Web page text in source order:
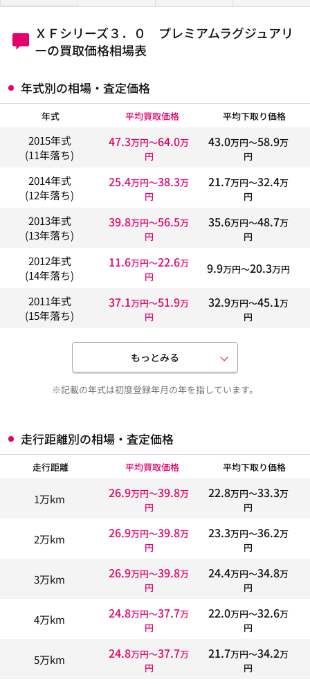
ＸＦシリーズ３．０ プレミアムラグジュアリ
ーの買取価格相場表
年式別の相場・査定価格
年式 平均買取価格 平均下取り価格
2015年式
(11年落ち)
47.3万円〜64.0万
円
43.0万円〜58.9万
円
2014年式
(12年落ち)
25.4万円〜38.3万
円
21.7万円〜32.4万
円
2013年式
(13年落ち)
39.8万円〜56.5万
円
35.6万円〜48.7万
円
2012年式
(14年落ち)
11.6万円〜22.6万
円
9.9万円〜20.3万円
2011年式
(15年落ち)
37.1万円〜51.9万
円
32.9万円〜45.1万
円
もっとみる
※記載の年式は初度登録年月の年を指しています。
走行距離別の相場・査定価格
走行距離 平均買取価格 平均下取り価格
1万km 26.9万円〜39.8万
円
22.8万円〜33.3万
円
2万km 26.9万円〜39.8万
円
23.3万円〜36.2万
円
3万km 26.9万円〜39.8万
円
24.4万円〜34.8万
円
4万km 24.8万円〜37.7万
円
22.0万円〜32.6万
円
5万km 24.8万円〜37.7万
円
21.7万円〜34.2万
円